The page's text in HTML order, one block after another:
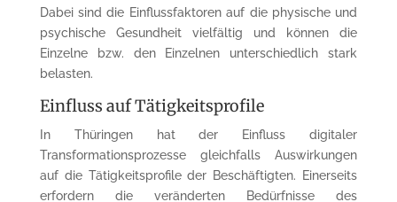
Dabei sind die Einflussfaktoren auf die physische und
psychische Gesundheit vielfältig und können die
Einzelne bzw. den Einzelnen unterschiedlich stark
belasten.
Einfluss auf Tätigkeitsprofile
In Thüringen hat der Einfluss digitaler
Transformationsprozesse gleichfalls Auswirkungen
auf die Tätigkeitsprofile der Beschäftigten. Einerseits
erfordern die veränderten Bedürfnisse des